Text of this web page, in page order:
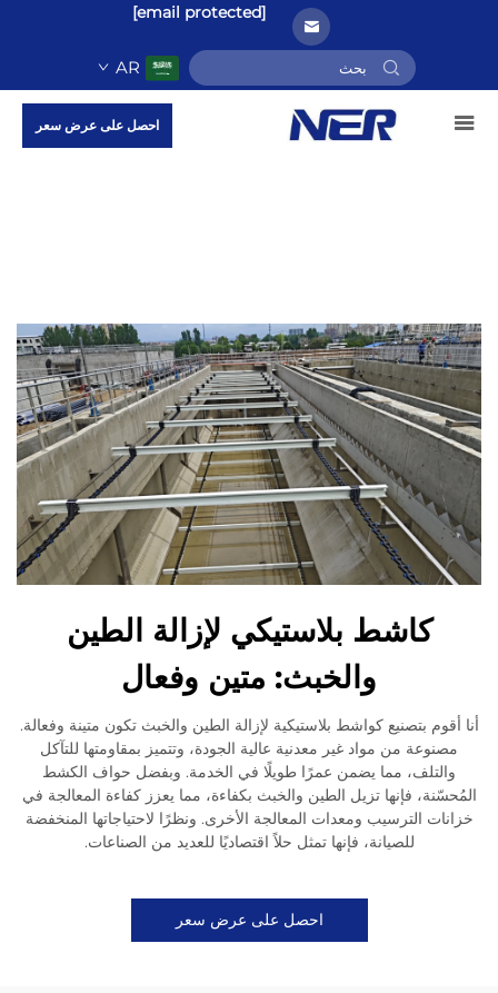
[email protected]
AR
احصل على عرض سعر
كاشط بلاستيكي لإزالة الطين
والخبث: متين وفعال
أنا أقوم بتصنيع كواشط بلاستيكية لإزالة الطين والخبث تكون متينة وفعالة.
مصنوعة من مواد غير معدنية عالية الجودة، وتتميز بمقاومتها للتآكل
والتلف، مما يضمن عمرًا طويلًا في الخدمة. وبفضل حواف الكشط
المُحسّنة، فإنها تزيل الطين والخبث بكفاءة، مما يعزز كفاءة المعالجة في
خزانات الترسيب ومعدات المعالجة الأخرى. ونظرًا لاحتياجاتها المنخفضة
للصيانة، فإنها تمثل حلاً اقتصاديًا للعديد من الصناعات.
احصل على عرض سعر